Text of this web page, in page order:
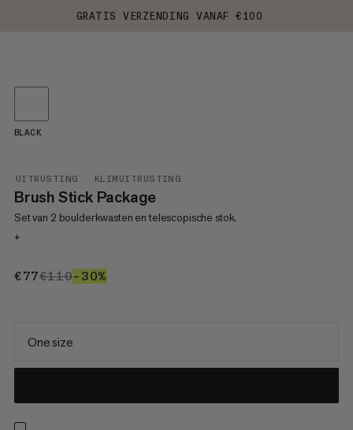
GRATIS VERZENDING VANAF €100
UITRUSTING KLIMUITRUSTING
Brush Stick Package
Set van 2 boulderkwasten en telescopische stok.
+
€77€77
€110€110
–30%
BLACK
One size